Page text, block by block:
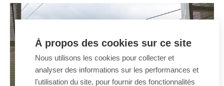
À propos des cookies sur ce site
Nous utilisons les cookies pour collecter et
analyser des informations sur les performances et
l'utilisation du site, pour fournir des fonctionnalités